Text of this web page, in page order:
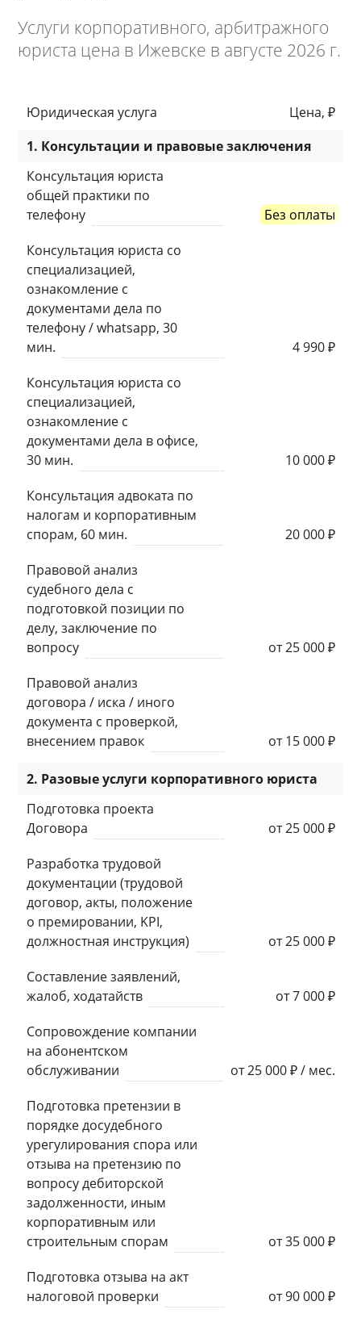
Услуги корпоративного, арбитражного
юриста цена в Ижевске в августе 2026 г.
Юридическая услуга
Цена, ₽
1. Консультации и правовые заключения
Консультация юриста
общей практики по
телефону
Без оплаты
Консультация юриста со
специализацией,
ознакомление с
документами дела по
телефону / whatsapp, 30
мин.
4 990 ₽
Консультация юриста со
специализацией,
ознакомление с
документами дела в офисе,
30 мин.
10 000 ₽
Консультация адвоката по
налогам и корпоративным
спорам, 60 мин.
20 000 ₽
Правовой анализ
судебного дела с
подготовкой позиции по
делу, заключение по
вопросу
от 25 000 ₽
Правовой анализ
договора / иска / иного
документа с проверкой,
внесением правок
от 15 000 ₽
2. Разовые услуги корпоративного юриста
Подготовка проекта
Договора
от 25 000 ₽
Разработка трудовой
документации (трудовой
договор, акты, положение
о премировании, KPI,
должностная инструкция)
от 25 000 ₽
Составление заявлений,
жалоб, ходатайств
от 7 000 ₽
Сопровождение компании
на абонентском
обслуживании
от 25 000 ₽ / мес.
Подготовка претензии в
порядке досудебного
урегулирования спора или
отзыва на претензию по
вопросу дебиторской
задолженности, иным
корпоративным или
строительным спорам
от 35 000 ₽
Подготовка отзыва на акт
налоговой проверки
от 90 000 ₽